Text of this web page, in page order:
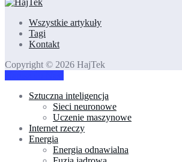
Wszystkie artykuły
Tagi
Kontakt
Copyright © 2026 HajTek
Sztuczna inteligencja
Sieci neuronowe
Uczenie maszynowe
Internet rzeczy
Energia
Energia odnawialna